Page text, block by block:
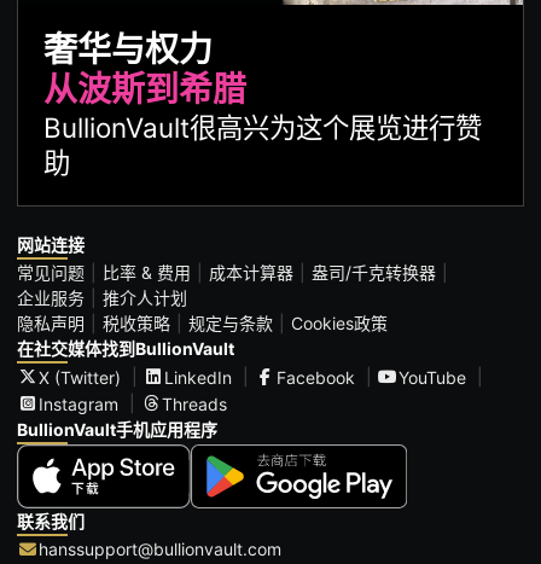
奢华与权力
从波斯到希腊
BullionVault很高兴为这个展览进行赞
助
网站连接
常见问题
比率 & 费用 成本计算器
盎司/千克转换器
企业服务
推介人计划
隐私声明
税收策略 规定与条款
Cookies政策
在社交媒体找到BullionVault
X (Twitter)
LinkedIn Facebook
YouTube
Instagram
Threads
BullionVault手机应用程序
联系我们
hanssupport@bullionvault.com